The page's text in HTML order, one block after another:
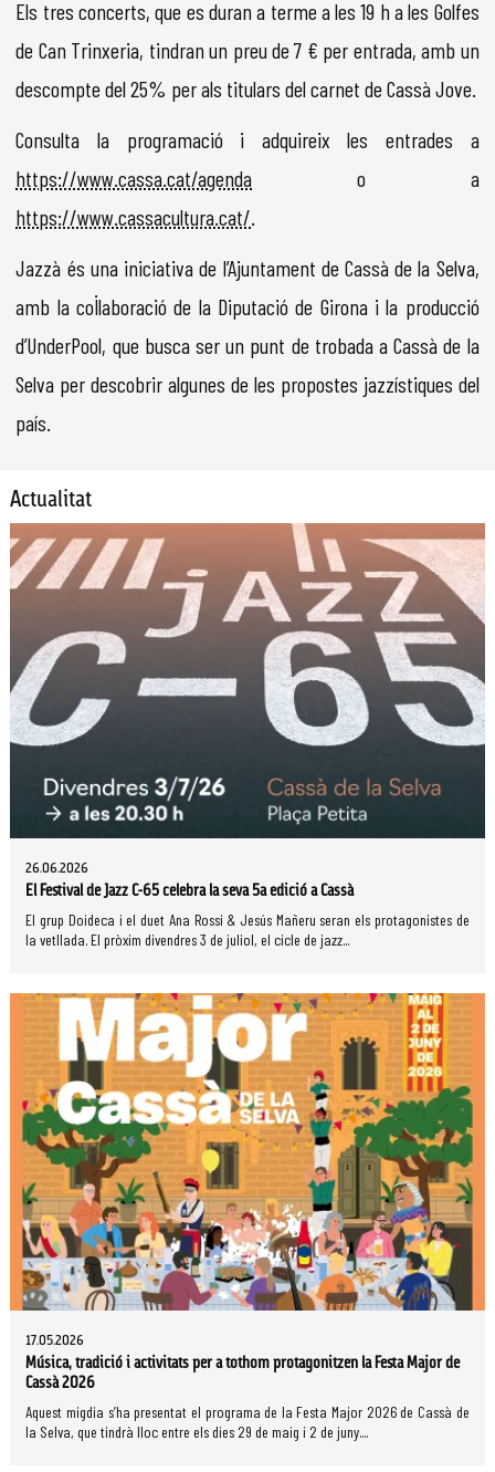
Els tres concerts, que es duran a terme a les 19 h a les Golfes
de Can Trinxeria, tindran un preu de 7 € per entrada, amb un
descompte del 25% per als titulars del carnet de Cassà Jove.
Consulta la programació i adquireix les entrades a
https://www.cassa.cat/agenda o a
https://www.cassacultura.cat/
Jazzà és una iniciativa de l’Ajuntament de Cassà de la Selva,
amb la col·laboració de la Diputació de Girona i la producció
d’UnderPool, que busca ser un punt de trobada a Cassà de la
Selva per descobrir algunes de les propostes jazzístiques del
país.
Actualitat
26.06.2026
El Festival de Jazz C-65 celebra la seva 5a edició a Cassà
El grup Doideca i el duet Ana Rossi & Jesús Mañeru seran els protagonistes de
la vetllada. El pròxim divendres 3 de juliol, el cicle de jazz...
17.05.2026
Música, tradició i activitats per a tothom protagonitzen la Festa Major de
Cassà 2026
Aquest migdia s’ha presentat el programa de la Festa Major 2026 de Cassà de
la Selva, que tindrà lloc entre els dies 29 de maig i 2 de juny....